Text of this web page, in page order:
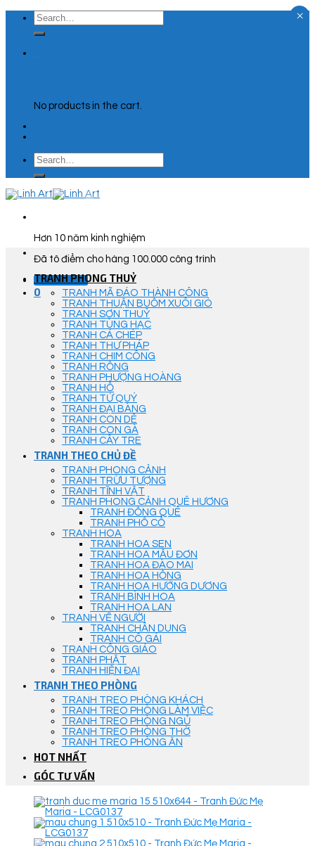
Skip
content
Search
for:
No products in the cart.
Search
for:
Hơn 10 năm kinh nghiệm
Đã tô điểm cho hàng 100.000 công trình
Góc Tư Vấn
0
TRANH PHONG THUỶ
TRANH MÃ ĐÁO THÀNH CÔNG
TRANH THUẬN BUỒM XUÔI GIÓ
TRANH SƠN THUỶ
TRANH TÙNG HẠC
TRANH CÁ CHÉP
TRANH THƯ PHÁP
TRANH CHIM CÔNG
TRANH RỒNG
TRANH PHƯỢNG HOÀNG
TRANH HỔ
TRANH TỨ QUÝ
TRANH ĐẠI BÀNG
TRANH CON DÊ
TRANH CON GÀ
TRANH CÂY TRE
TRANH THEO CHỦ ĐỀ
TRANH PHONG CẢNH
TRANH TRỪU TƯỢNG
TRANH TĨNH VẬT
TRANH PHONG CẢNH QUÊ HƯƠNG
TRANH ĐỒNG QUÊ
TRANH PHỐ CỔ
TRANH HOA
TRANH HOA SEN
TRANH HOA MẪU ĐƠN
TRANH HOA ĐÀO MAI
TRANH HOA HỒNG
TRANH HOA HƯỚNG DƯƠNG
TRANH BÌNH HOA
TRANH HOA LAN
TRANH VẼ NGƯỜI
TRANH CHÂN DUNG
TRANH CÔ GÁI
TRANH CÔNG GIÁO
TRANH PHẬT
TRANH HIỆN ĐẠI
TRANH THEO PHÒNG
TRANH TREO PHÒNG KHÁCH
TRANH TREO PHÒNG LÀM VIỆC
TRANH TREO PHÒNG NGỦ
TRANH TREO PHÒNG THỜ
TRANH TREO PHÒNG ĂN
HOT NHẤT
GÓC TƯ VẤN
×